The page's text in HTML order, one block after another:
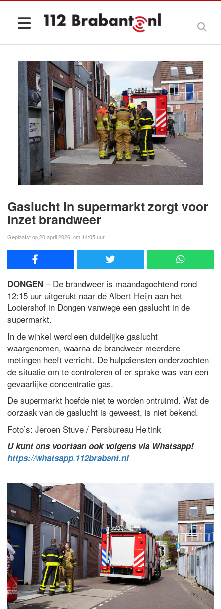
Gaslucht in supermarkt zorgt voor
inzet brandweer
Geplaatst op 20 april 2026, om 14:05 uur
DONGEN – De brandweer is maandagochtend rond
12:15 uur uitgerukt naar de Albert Heijn aan het
Looiershof in Dongen vanwege een gaslucht in de
supermarkt.
In de winkel werd een duidelijke gaslucht
waargenomen, waarna de brandweer meerdere
metingen heeft verricht. De hulpdiensten onderzochten
de situatie om te controleren of er sprake was van een
gevaarlijke concentratie gas.
De supermarkt hoefde niet te worden ontruimd. Wat de
oorzaak van de gaslucht is geweest, is niet bekend.
Foto’s: Jeroen Stuve / Persbureau Heitink
U kunt ons voortaan ook volgens via Whatsapp!
https://whatsapp.112brabant.nl